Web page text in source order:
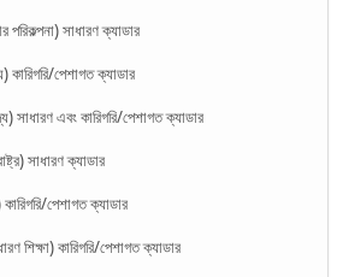
পরিকল্পনা) সাধারণ ক্যাডার
কারিগরি/পেশাগত ক্যাডার
সাধারণ এবং কারিগরি/পেশাগত ক্যাডার
সাধারণ ক্যাডার
পেশাগত ক্যাডার
শিক্ষা) কারিগরি/পেশাগত ক্যাডার